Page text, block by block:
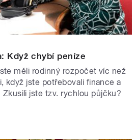
Když chybí peníze
měli rodinný rozpočet víc než
když jste potřebovali finance a
jste tzv. rychlou půjčku?